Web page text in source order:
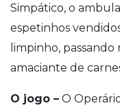
Simpático, o
espetinhos
limpinho,
amaciante de
O jogo – O